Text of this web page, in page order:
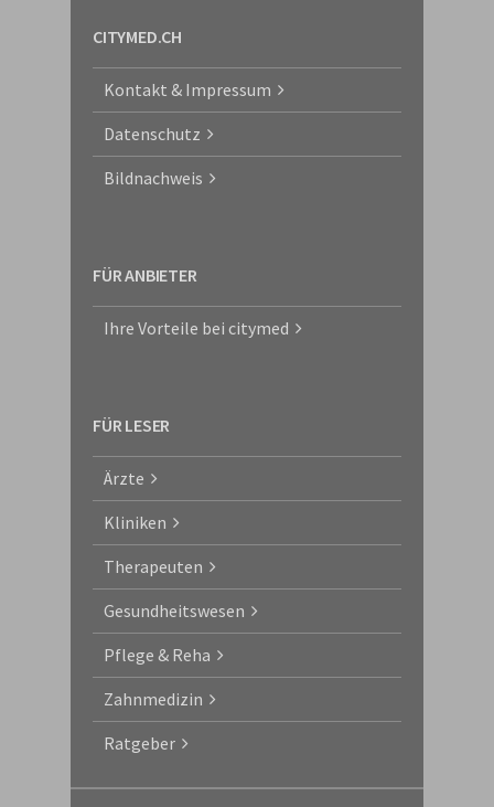
CITYMED.CH
Kontakt & Impressum
Datenschutz
Bildnachweis
FÜR ANBIETER
Ihre Vorteile bei citymed
FÜR LESER
Ärzte
Kliniken
Therapeuten
Gesundheitswesen
Pflege & Reha
Zahnmedizin
Ratgeber